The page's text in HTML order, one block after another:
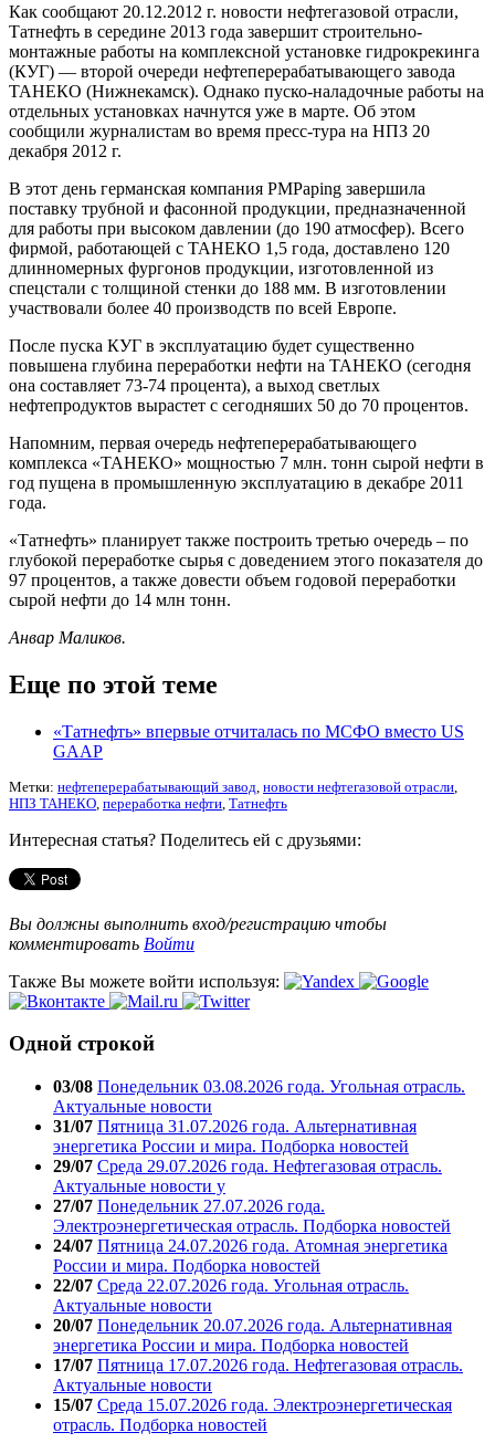
Как сообщают 20.12.2012 г. новости нефтегазовой отрасли,
Татнефть в середине 2013 года завершит строительно-
монтажные работы на комплексной установке гидрокрекинга
(КУГ) — второй очереди нефтеперерабатывающего завода
ТАНЕКО (Нижнекамск). Однако пуско-наладочные работы на
отдельных установках начнутся уже в марте. Об этом
сообщили журналистам во время пресс-тура на НПЗ 20
декабря 2012 г.
В этот день германская компания PMPaping завершила
поставку трубной и фасонной продукции, предназначенной
для работы при высоком давлении (до 190 атмосфер). Всего
фирмой, работающей с ТАНЕКО 1,5 года, доставлено 120
длинномерных фургонов продукции, изготовленной из
спецстали с толщиной стенки до 188 мм. В изготовлении
участвовали более 40 производств по всей Европе.
После пуска КУГ в эксплуатацию будет существенно
повышена глубина переработки нефти на ТАНЕКО (сегодня
она составляет 73-74 процента), а выход светлых
нефтепродуктов вырастет с сегодняших 50 до 70 процентов.
Напомним, первая очередь нефтеперерабатывающего
комплекса «ТАНЕКО» мощностью 7 млн. тонн сырой нефти в
год пущена в промышленную эксплуатацию в декабре 2011
года.
«Татнефть» планирует также построить третью очередь – по
глубокой переработке сырья с доведением этого показателя до
97 процентов, а также довести объем годовой переработки
сырой нефти до 14 млн тонн.
Анвар Маликов.
Еще по этой теме
«Татнефть» впервые отчиталась по МСФО вместо US
GAAP
Метки: нефтеперерабатывающий завод новости нефтегазовой отрасли
НПЗ ТАНЕКО переработка нефти Татнефть
Интересная статья? Поделитесь ей с друзьями:
Вы должны выполнить вход/регистрацию чтобы
комментировать Войти
Также Вы можете войти используя:
Одной строкой
03/08 Понедельник 03.08.2026 года. Угольная отрасль.
Актуальные новости
31/07 Пятница 31.07.2026 года. Альтернативная
энергетика России и мира. Подборка новостей
29/07 Среда 29.07.2026 года. Нефтегазовая отрасль.
Актуальные новости у
27/07 Понедельник 27.07.2026 года.
Электроэнергетическая отрасль. Подборка новостей
24/07 Пятница 24.07.2026 года. Атомная энергетика
России и мира. Подборка новостей
22/07 Среда 22.07.2026 года. Угольная отрасль.
Актуальные новости
20/07 Понедельник 20.07.2026 года. Альтернативная
энергетика России и мира. Подборка новостей
17/07 Пятница 17.07.2026 года. Нефтегазовая отрасль.
Актуальные новости
15/07 Среда 15.07.2026 года. Электроэнергетическая
отрасль. Подборка новостей